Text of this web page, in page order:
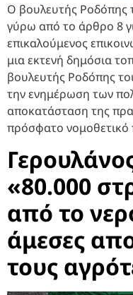
Ο βουλευτής Ροδόπης
γύρω από το άρθρο 8
επικαλούμενος
μια εκτενή δημόσια
βουλευτής Ροδόπης
την ενημέρωση των
αποκατάσταση της
πρόσφατο νομοθετικό
«80.000
από το
άμεσες
τους